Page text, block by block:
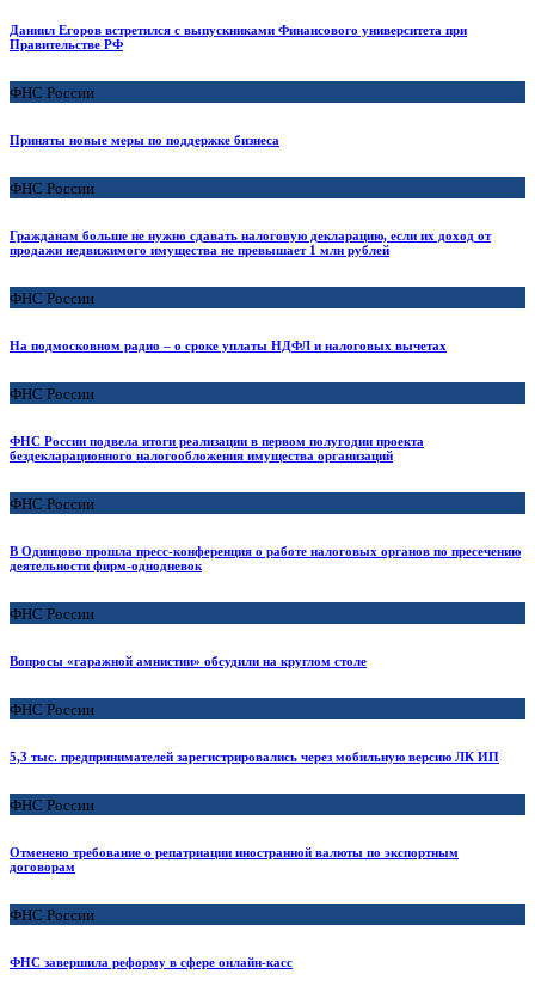
Даниил Егоров встретился с выпускниками Финансового университета при
Правительстве РФ
ФНС России
Приняты новые меры по поддержке бизнеса
ФНС России
Гражданам больше не нужно сдавать налоговую декларацию, если их доход от
продажи недвижимого имущества не превышает 1 млн рублей
ФНС России
На подмосковном радио – о сроке уплаты НДФЛ и налоговых вычетах
ФНС России
ФНС России подвела итоги реализации в первом полугодии проекта
бездекларационного налогообложения имущества организаций
ФНС России
В Одинцово прошла пресс-конференция о работе налоговых органов по пресечению
деятельности фирм-однодневок
ФНС России
Вопросы «гаражной амнистии» обсудили на круглом столе
ФНС России
5,3 тыс. предпринимателей зарегистрировались через мобильную версию ЛК ИП
ФНС России
Отменено требование о репатриации иностранной валюты по экспортным
договорам
ФНС России
ФНС завершила реформу в сфере онлайн-касс